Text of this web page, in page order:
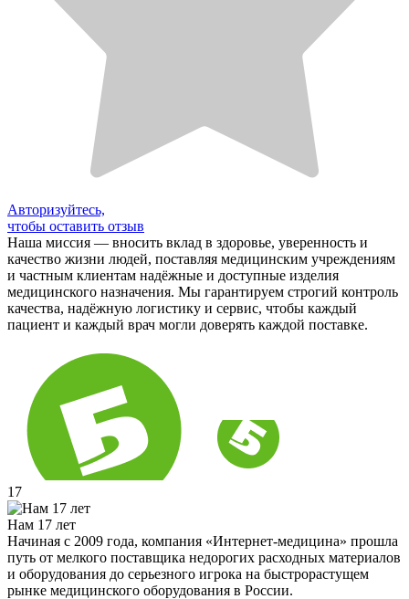
Авторизуйтесь,
чтобы оставить отзыв
Наша миссия — вносить вклад в здоровье, уверенность и
качество жизни людей, поставляя медицинским учреждениям
и частным клиентам надёжные и доступные изделия
медицинского назначения. Мы гарантируем строгий контроль
качества, надёжную логистику и сервис, чтобы каждый
пациент и каждый врач могли доверять каждой поставке.
17
Нам 17 лет
Начиная с 2009 года, компания «Интернет-медицина» прошла
путь от мелкого поставщика недорогих расходных материалов
и оборудования до серьезного игрока на быстрорастущем
рынке медицинского оборудования в России.